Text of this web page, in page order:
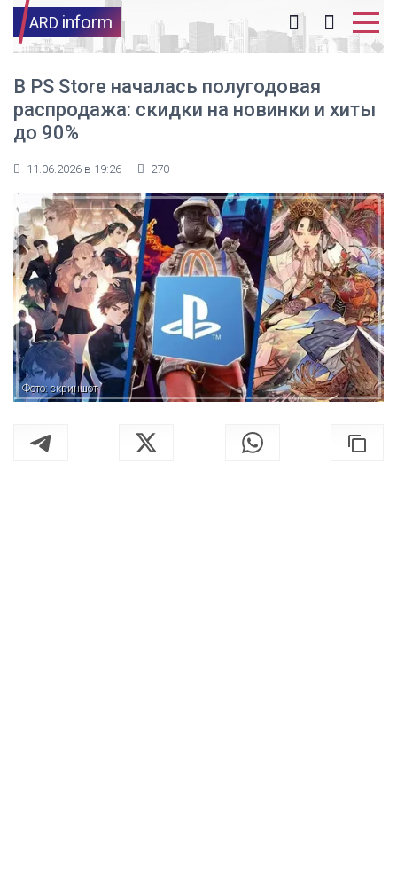
ARD inform
В PS Store началась полугодовая
распродажа: скидки на новинки и хиты
до 90%
11.06.2026 в 19:26 270
Фото: скриншот